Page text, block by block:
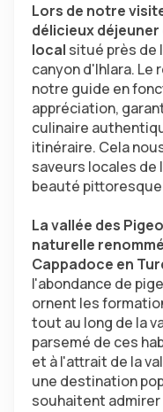
Lors de notre
délicieux
local situé près de
canyon d'Ihlara. Le
notre guide en
appréciation,
culinaire
itinéraire. Cela
saveurs locales de
beauté pittoresque
La vallée des
naturelle
Cappadoce en
l'abondance de
ornent les
tout au long de la
parsemé de ces
et à l'attrait de la
une destination
souhaitent